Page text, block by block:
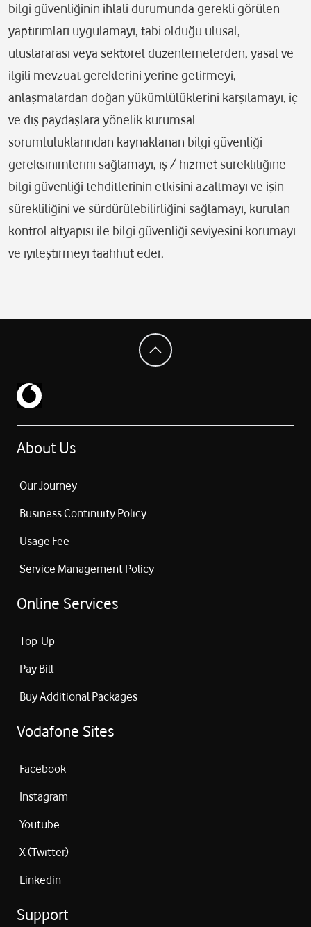
bilgi güvenliğinin ihlali durumunda gerekli görülen
yaptırımları uygulamayı, tabi olduğu ulusal,
uluslararası veya sektörel düzenlemelerden, yasal ve
ilgili mevzuat gereklerini yerine getirmeyi,
anlaşmalardan doğan yükümlülüklerini karşılamayı, iç
ve dış paydaşlara yönelik kurumsal
sorumluluklarından kaynaklanan bilgi güvenliği
gereksinimlerini sağlamayı, iş / hizmet sürekliliğine
bilgi güvenliği tehditlerinin etkisini azaltmayı ve işin
sürekliliğini ve sürdürülebilirliğini sağlamayı, kurulan
kontrol altyapısı ile bilgi güvenliği seviyesini korumayı
ve iyileştirmeyi taahhüt eder.
About Us
Our Journey
Business Continuity Policy
Usage Fee
Service Management Policy
Online Services
Top-Up
Pay Bill
Buy Additional Packages
Vodafone Sites
Facebook
Instagram
Youtube
X (Twitter)
Linkedin
Support